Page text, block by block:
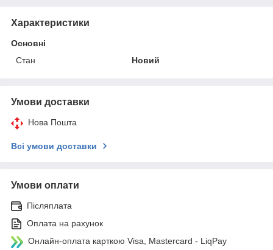
Характеристики
Основні
Стан
Новий
Умови доставки
Нова Пошта
Всі умови доставки
Умови оплати
Післяплата
Оплата на рахунок
Онлайн-оплата карткою Visa, Mastercard - LiqPay